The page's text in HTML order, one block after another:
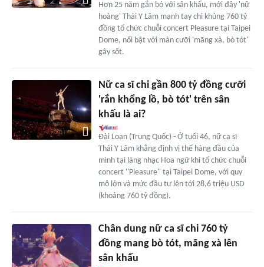
Hơn 25 năm gắn bó với sân khấu, mới đây 'nữ
hoàng' Thái Y Lâm mạnh tay chi khủng 760 tỷ
đồng tổ chức chuỗi concert Pleasure tại Taipei
Dome, nổi bật với màn cưỡi 'mãng xà, bò tót'
gây sốt.
Nữ ca sĩ chi gần 800 tỷ đồng cưỡi
'rắn khổng lồ, bò tót' trên sân
khấu là ai?
Đài Loan (Trung Quốc) - Ở tuổi 46, nữ ca sĩ
Thái Y Lâm khẳng định vị thế hàng đầu của
mình tại làng nhạc Hoa ngữ khi tổ chức chuỗi
concert ''Pleasure'' tại Taipei Dome, với quy
mô lớn và mức đầu tư lên tới 28,6 triệu USD
(khoảng 760 tỷ đồng).
Chân dung nữ ca sĩ chi 760 tỷ
đồng mang bò tót, mãng xà lên
sân khấu